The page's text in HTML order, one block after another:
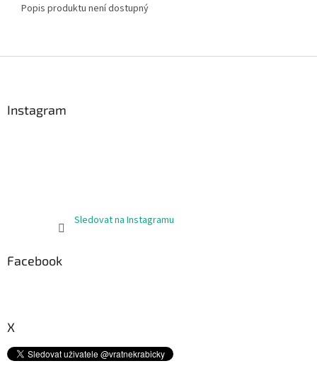
Popis produktu není dostupný
Instagram
Sledovat na Instagramu
Facebook
X